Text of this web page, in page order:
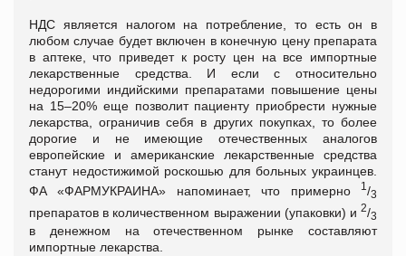
НДС является налогом на потребление, то есть он в
любом случае будет включен в конечную цену препарата
в аптеке, что приведет к росту цен на все импортные
лекарственные средства. И если с относительно
недорогими индийскими препаратами повышение цены
на 15–20% еще позволит пациенту приобрести нужные
лекарства, ограничив себя в других покупках, то более
дорогие и не имеющие отечественных аналогов
европейские и американские лекарственные средства
станут недостижимой роскошью для больных украинцев.
ФА «ФАРМУКРАИНА» напоминает, что примерно
1 /3
препаратов в количественном выражении (упаковки) и 2/3
в денежном на отечественном рынке составляют
импортные лекарства.